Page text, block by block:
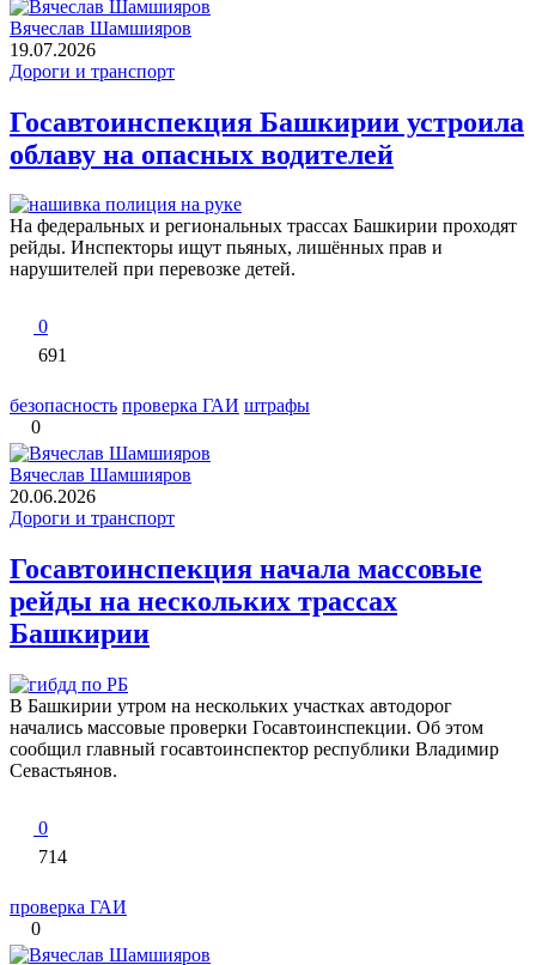
Вячеслав Шамшияров
19.07.2026
Дороги и транспорт
Госавтоинспекция Башкирии устроила
облаву на опасных водителей
На федеральных и региональных трассах Башкирии проходят
рейды. Инспекторы ищут пьяных, лишённых прав и
нарушителей при перевозке детей.
0
691
безопасность проверка ГАИ штрафы
0
Вячеслав Шамшияров
20.06.2026
Дороги и транспорт
Госавтоинспекция начала массовые
рейды на нескольких трассах
Башкирии
В Башкирии утром на нескольких участках автодорог
начались массовые проверки Госавтоинспекции. Об этом
сообщил главный госавтоинспектор республики Владимир
Севастьянов.
0
714
проверка ГАИ
0